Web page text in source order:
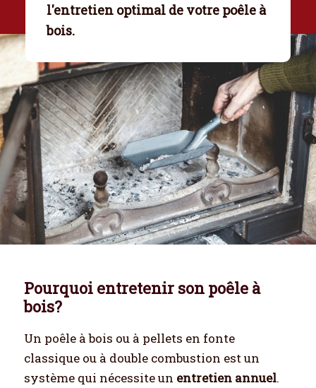
l'entretien optimal de votre poêle à
bois.
Pourquoi entretenir son poêle à
bois?
Un poêle à bois ou à pellets en fonte
classique ou à double combustion est un
système qui nécessite un entretien annuel.